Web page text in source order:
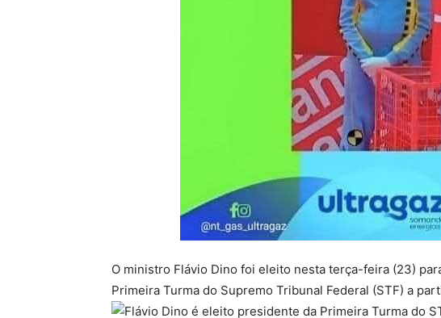
O ministro Flávio Dino foi eleito nesta terça-feira (23)
Primeira Turma do Supremo Tribunal Federal (STF) a